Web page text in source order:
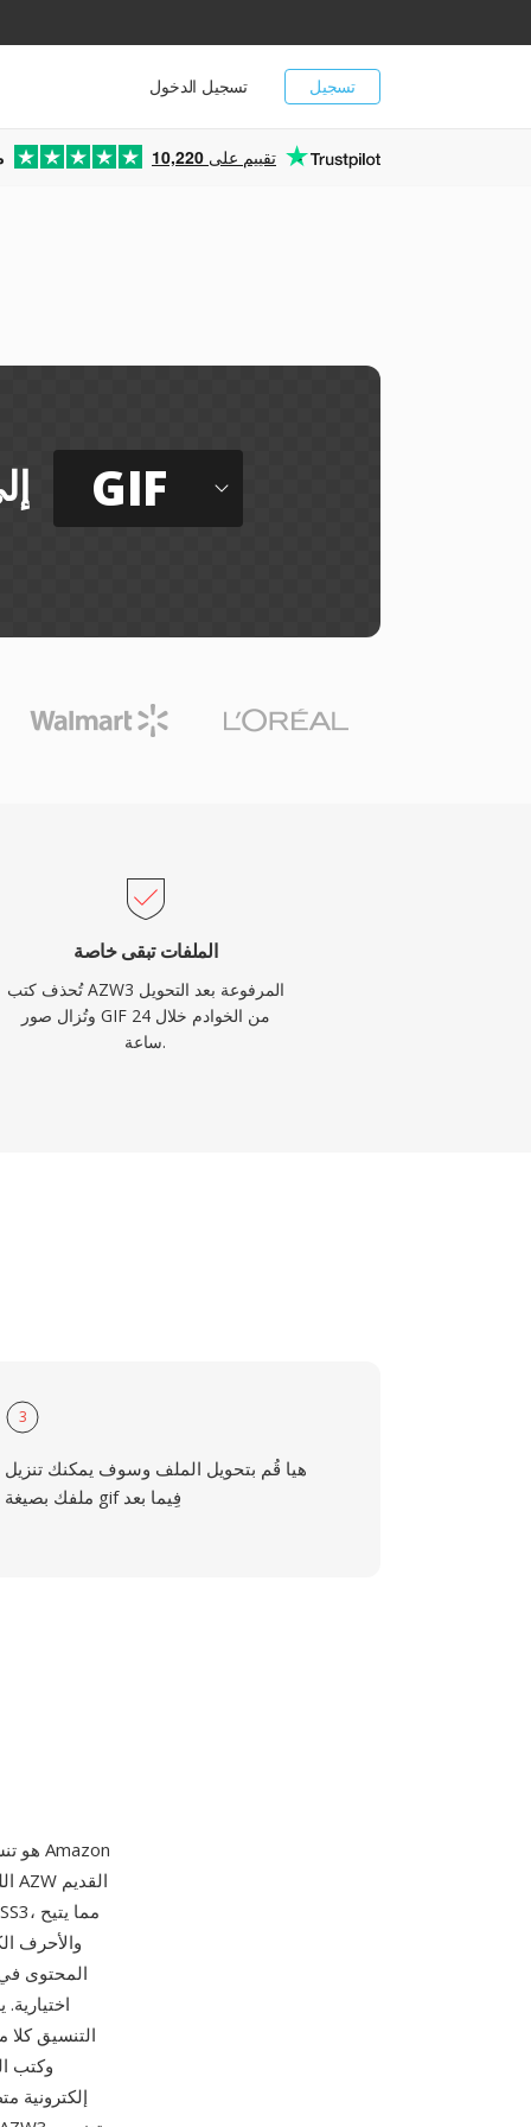
تسجيل تسجيل الدخول
10,220 تقييم على
GIF
الملفات تبقى خاصة
تُحذف كتب AZW3 المرفوعة بعد التحويل
وتُزال صور GIF من الخوادم خلال 24
ساعة.
3
هيا قُم بتحويل الملف وسوف يمكنك تنزيل
ملفك بصيغة gif فِيما بعد
التنسيق
وكتب